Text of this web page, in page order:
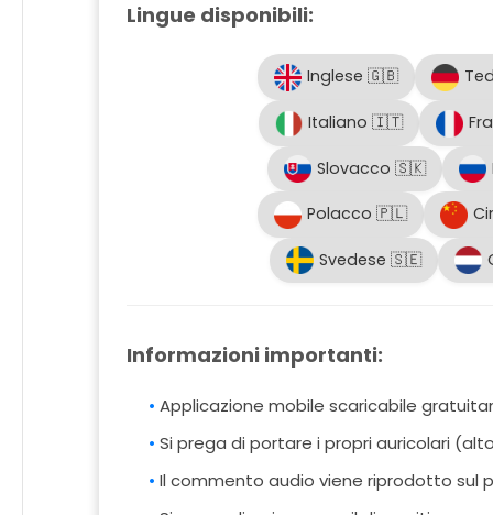
Lingue disponibili:
Inglese 🇬🇧
Italiano 🇮🇹
Slovacco 🇸🇰
Polacco 🇵🇱
Svedese 🇸🇪
Informazioni importanti:
Applicazione mobile scaricabile
Si prega di portare i propri auricolari
Il commento audio viene riprodotto sul